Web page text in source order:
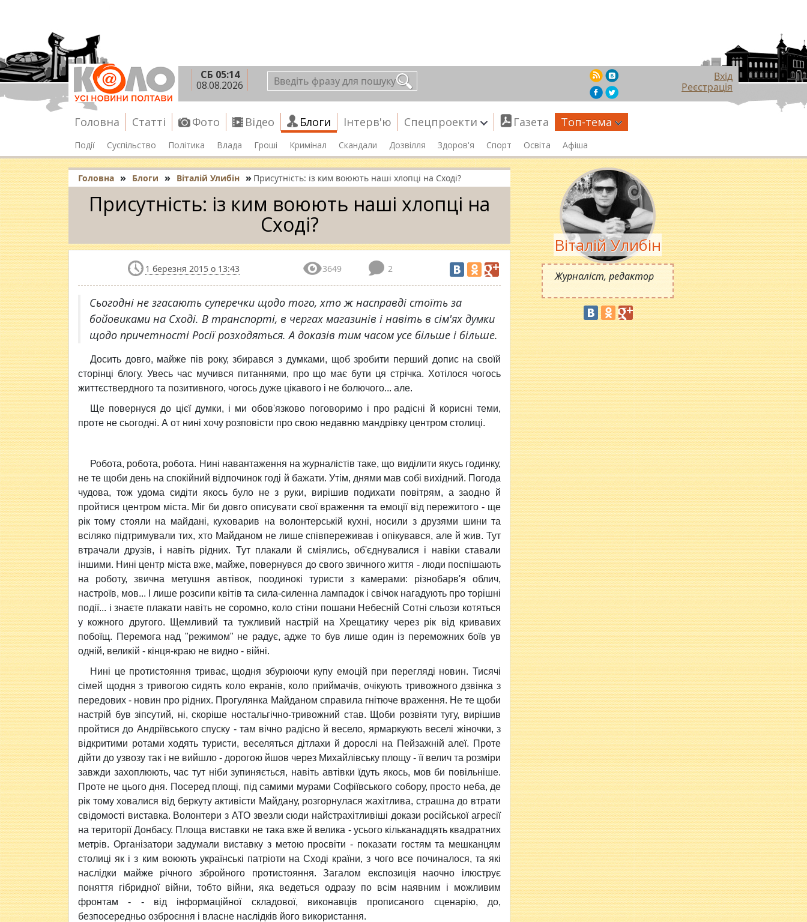
СБ 05:14
08.08.2026
Вхід
Реєстрація
Головна Статті Фото Відео Блоги Інтерв'ю Спецпроекти Газета Топ-тема
Події Суспільство Політика Влада Гроші Кримінал Скандали Дозвілля Здоров'я Спорт Освіта Афіша
Головна » Блоги » Віталій Улибін » Присутність: із ким воюють наші хлопці на Сході?
Присутність: із ким воюють наші хлопці на
Сході?
1 березня 2015 о 13:43 3649 2
Сьогодні не згасають суперечки щодо того, хто ж насправді стоїть за
бойовиками на Сході. В транспорті, в чергах магазинів і навіть в сім'ях думки
щодо причетності Росії розходяться. А доказів тим часом усе більше і більше.
Досить довго, майже пів року, збирався з думками, щоб зробити перший допис на своїй
сторінці блогу. Увесь час мучився питаннями, про що має бути ця стрічка. Хотілося чогось
життєствердного та позитивного, чогось дуже цікавого і не болючого... але.
Ще повернуся до цієї думки, і ми обов'язково поговоримо і про радісні й корисні теми,
проте не сьогодні. А от нині хочу розповісти про свою недавню мандрівку центром столиці.
Робота, робота, робота. Нині навантаження на журналістів таке, що виділити якусь годинку,
не те щоби день на спокійний відпочинок годі й бажати. Утім, днями мав собі вихідний. Погода
чудова, тож удома сидіти якось було не з руки, вирішив подихати повітрям, а заодно й
пройтися центром міста. Міг би довго описувати свої враження та емоції від пережитого - ще
рік тому стояли на майдані, куховарив на волонтерській кухні, носили з друзями шини та
всіляко підтримували тих, хто Майданом не лише співпереживав і опікувався, але й жив. Тут
втрачали друзів, і навіть рідних. Тут плакали й сміялись, об'єднувалися і навіки ставали
іншими. Нині центр міста вже, майже, повернувся до свого звичного життя - люди поспішають
на роботу, звична метушня автівок, поодинокі туристи з камерами: різнобарв'я облич,
настроїв, мов... І лише розсипи квітів та сила-силенна лампадок і свічок нагадують про торішні
події... і знаєте плакати навіть не соромно, коло стіни пошани Небесній Сотні сльози котяться
у кожного другого. Щемливий та тужливий настрій на Хрещатику через рік від кривавих
побоїщ. Перемога над "режимом" не радує, адже то був лише один із переможних боїв ув
одній, великій - кінця-краю не видно - війні.
Нині це протистояння триває, щодня збурюючи купу емоцій при перегляді новин. Тисячі
сімей щодня з тривогою сидять коло екранів, коло приймачів, очікують тривожного дзвінка з
передових - новин про рідних. Прогулянка Майданом справила гнітюче враження. Не те щоби
настрій був зіпсутий, ні, скоріше ностальгічно-тривожний став. Щоби розвіяти тугу, вирішив
пройтися до Андріївського спуску - там вічно радісно й весело, ярмаркують веселі жіночки, з
відкритими ротами ходять туристи, веселяться дітлахи й дорослі на Пейзажній алеї. Проте
дійти до узвозу так і не вийшло - дорогою йшов через Михайлівську площу - її велич та розміри
завжди захоплюють, час тут ніби зупиняється, навіть автівки їдуть якось, мов би повільніше.
Проте не цього дня. Посеред площі, під самими мурами Софіївського собору, просто неба, де
рік тому ховалися від беркуту активісти Майдану, розгорнулася жахітлива, страшна до втрати
свідомості виставка. Волонтери з АТО звезли сюди найстрахітливіші докази російської агресії
на території Донбасу. Площа виставки не така вже й велика - усього кільканадцять квадратних
метрів. Організатори задумали виставку з метою просвіти - показати гостям та мешканцям
столиці як і з ким воюють українські патріоти на Сході країни, з чого все починалося, та які
наслідки майже річного збройного протистояння.Загалом експозиція наочно ілюструє
поняття гібридної війни, тобто війни, яка ведеться одразу по всім наявним і можливим
фронтам - - від інформаційної складової, виконавців прописаного сценарію, до,
безпосередньо озброєння і власне наслідків його використання.
Віталій Улибін
Журналіст, редактор